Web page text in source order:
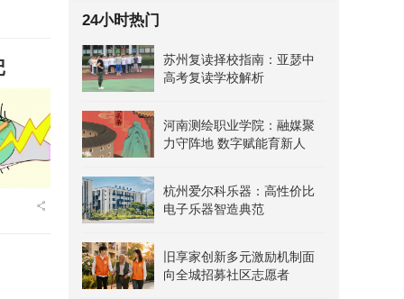
24小时热门
苏州复读择校指南：亚瑟中
高考复读学校解析
河南测绘职业学院：融媒聚
力守阵地 数字赋能育新人
杭州爱尔科乐器：高性价比
电子乐器智造典范
旧享家创新多元激励机制面
向全城招募社区志愿者